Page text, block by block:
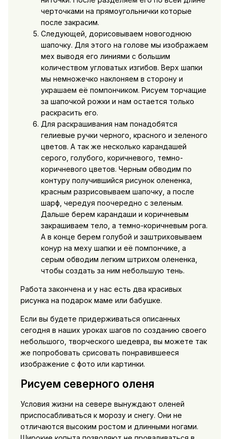
черточками на прямоугольнички которые
после закрасим.
Следующей, дорисовываем новогоднюю
шапочку. Для этого на голове мы изображаем
мех выводя его линиями с большим
количеством угловатых изгибов. Верх шапки
мы немножечко наклоняем в сторону и
украшаем её помпончиком. Рисуем торчащие
за шапочкой рожки и нам остается только
раскрасить его.
Для раскрашивания нам понадобятся
гелиевые ручки черного, красного и зеленого
цветов. А так же несколько карандашей
серого, голубого, коричневого, темно-
коричневого цветов. Черным обводим по
контуру получившийся рисунок олененка,
красным разрисовываем шапочку, а после
шарф, чередуя поочередно с зеленым.
Дальше берем карандаши и коричневым
закрашиваем тело, а темно-коричневым рога.
А в конце берем голубой и заштриховываем
конур на меху шапки и её помпончике, а
серым обводим легким штрихом олененка,
чтобы создать за ним небольшую тень.
Работа закончена и у нас есть два красивых
рисунка на подарок маме или бабушке.
Если вы будете придерживаться описанных
сегодня в наших уроках шагов по созданию своего
небольшого, творческого шедевра, вы можете так
же попробовать срисовать понравившееся
изображение с фото или картинки.
Рисуем северного оленя
Условия жизни на севере вынуждают оленей
приспосабливаться к морозу и снегу. Они не
отличаются высоким ростом и длинными ногами.